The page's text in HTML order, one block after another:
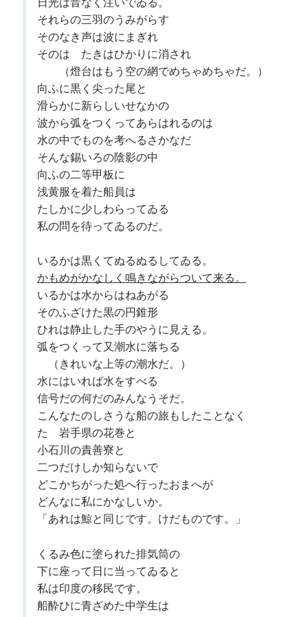
それらの三羽のうみがらす
そのなき声は波にまぎれ
そのはゞたきはひかりに消され
（燈台はもう空の網でめちゃめちゃだ。）
向ふに黒く尖った尾と
滑らかに新らしいせなかの
波から弧をつくってあらはれるのは
水の中でものを考へるさかなだ
そんな錫いろの陰影の中
向ふの二等甲板に
浅黄服を着た船員は
たしかに少しわらってゐる
私の問を待ってゐるのだ。
いるかは黒くてぬるぬるしてゐる。
かもめがかなしく鳴きながらついて来る。
いるかは水からはねあがる
そのふざけた黒の円錐形
ひれは静止した手のやうに見える。
弧をつくって又潮水に落ちる
（きれいな上等の潮水だ。）
水にはいれば水をすべる
信号だの何だのみんなうそだ。
こんなたのしさうな船の旅もしたことなく
たゞ岩手県の花巻と
小石川の責善寮と
二つだけしか知らないで
どこかちがった処へ行ったおまへが
どんなに私にかなしいか。
「あれは鯨と同じです。けだものです。」
くるみ色に塗られた排気筒の
下に座って日に当ってゐると
私は印度の移民です。
船酔ひに青ざめた中学生は